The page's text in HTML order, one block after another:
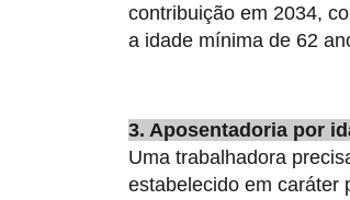
contribuição em 2034,
a idade mínima de 62
3. Aposentadoria por
Uma trabalhadora
estabelecido em caráter